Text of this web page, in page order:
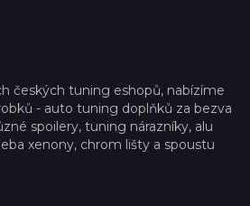
českých tuning eshopů, nabízíme
- auto tuning doplňků za bezva
spoilery, tuning nárazníky, alu
xenony, chrom lišty a spoustu